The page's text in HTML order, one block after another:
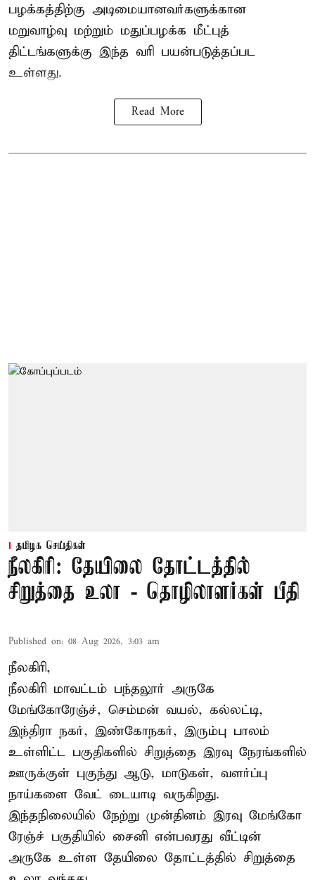
பழக்கத்திற்கு அடிமையானவர்களுக்கான
மறுவாழ்வு மற்றும் மதுப்பழக்க மீட்புத்
திட்டங்களுக்கு இந்த வரி பயன்படுத்தப்பட
உள்ளது.
Read More
தமிழக செய்திகள்
நீலகிரி: தேயிலை தோட்டத்தில்
சிறுத்தை உலா - தொழிலாளர்கள் பீதி
Published on: 08 Aug 2026, 3:03 am
நீலகிரி,
நீலகிரி மாவட்டம் பந்தலூர் அருகே
மேங்கோரேஞ்ச், செம்மன் வயல், கல்லட்டி,
இந்திரா நகர், இண்கோநகர், இரும்பு பாலம்
உள்ளிட்ட பகுதிகளில் சிறுத்தை இரவு நேரங்களில்
ஊருக்குள் புகுந்து ஆடு, மாடுகள், வளர்ப்பு
நாய்களை வேட் டையாடி வருகிறது.
இந்தநிலையில் நேற்று முன்தினம் இரவு மேங்கோ
ரேஞ்ச் பகுதியில் சைனி என்பவரது வீட்டின்
அருகே உள்ள தேயிலை தோட்டத்தில் சிறுத்தை